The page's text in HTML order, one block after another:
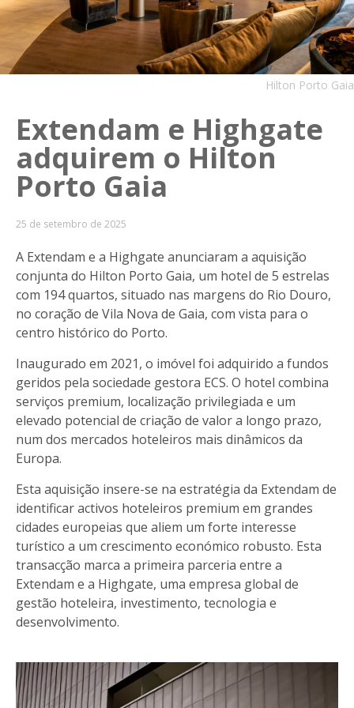
Hilton Porto Gaia
Extendam e Highgate
adquirem o Hilton
Porto Gaia
25 de setembro de 2025
A Extendam e a Highgate anunciaram a aquisição
conjunta do Hilton Porto Gaia, um hotel de 5 estrelas
com 194 quartos, situado nas margens do Rio Douro,
no coração de Vila Nova de Gaia, com vista para o
centro histórico do Porto.
Inaugurado em 2021, o imóvel foi adquirido a fundos
geridos pela sociedade gestora ECS. O hotel combina
serviços premium, localização privilegiada e um
elevado potencial de criação de valor a longo prazo,
num dos mercados hoteleiros mais dinâmicos da
Europa.
Esta aquisição insere-se na estratégia da Extendam de
identificar activos hoteleiros premium em grandes
cidades europeias que aliem um forte interesse
turístico a um crescimento económico robusto. Esta
transacção marca a primeira parceria entre a
Extendam e a Highgate, uma empresa global de
gestão hoteleira, investimento, tecnologia e
desenvolvimento.